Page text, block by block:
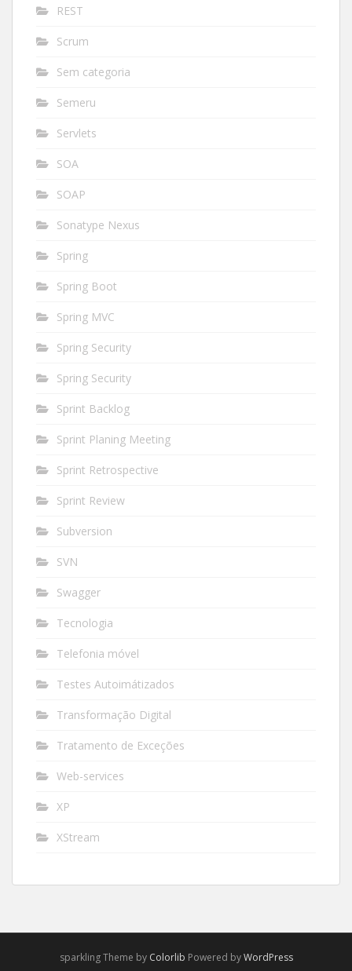
REST
Scrum
Sem categoria
Semeru
Servlets
SOA
SOAP
Sonatype Nexus
Spring
Spring Boot
Spring MVC
Spring Security
Spring Security
Sprint Backlog
Sprint Planing Meeting
Sprint Retrospective
Sprint Review
Subversion
SVN
Swagger
Tecnologia
Telefonia móvel
Testes Autoimátizados
Transformação Digital
Tratamento de Exceções
Web-services
XP
XStream
sparkling Theme by Colorlib Powered byWordPress